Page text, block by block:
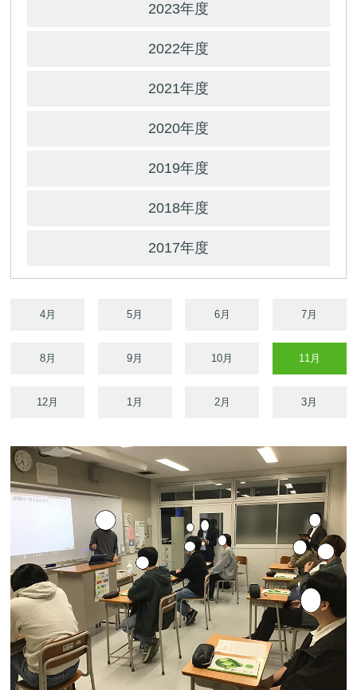
2023年度
2022年度
2021年度
2020年度
2019年度
2018年度
2017年度
4月 5月 6月 7月
8月 9月 10月 11月
12月 1月 2月 3月